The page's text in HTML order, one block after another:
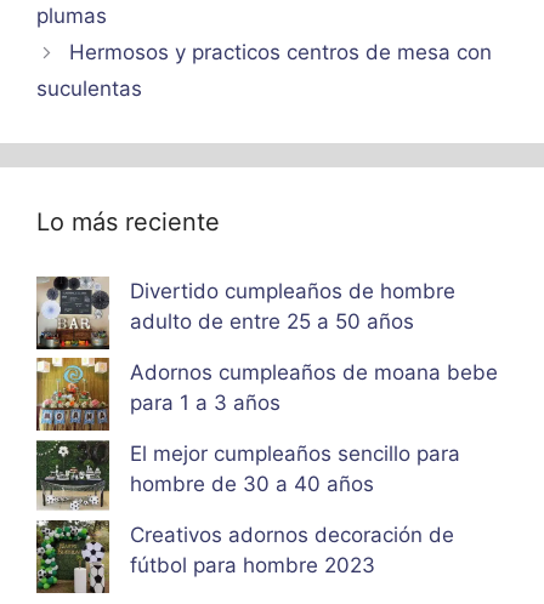
plumas
Hermosos y practicos centros de mesa con
suculentas
Lo más reciente
Divertido cumpleaños de hombre
adulto de entre 25 a 50 años
Adornos cumpleaños de moana bebe
para 1 a 3 años
El mejor cumpleaños sencillo para
hombre de 30 a 40 años
Creativos adornos decoración de
fútbol para hombre 2023